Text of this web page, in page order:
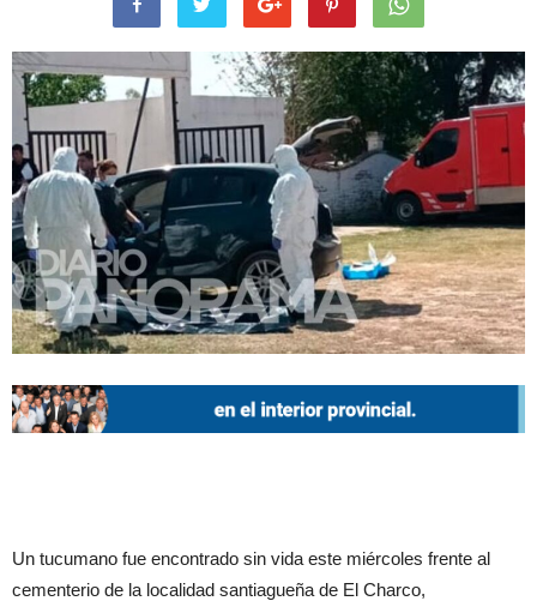
Un tucumano fue encontrado sin vida este miércoles frente al
cementerio de la localidad santiagueña de El Charco,